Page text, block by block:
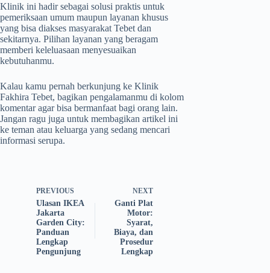
Klinik ini hadir sebagai solusi praktis untuk
pemeriksaan umum maupun layanan khusus
yang bisa diakses masyarakat Tebet dan
sekitarnya. Pilihan layanan yang beragam
memberi keleluasaan menyesuaikan
kebutuhanmu.
Kalau kamu pernah berkunjung ke Klinik
Fakhira Tebet, bagikan pengalamanmu di kolom
komentar agar bisa bermanfaat bagi orang lain.
Jangan ragu juga untuk membagikan artikel ini
ke teman atau keluarga yang sedang mencari
informasi serupa.
PREVIOUS
Ulasan IKEA
Jakarta
Garden City:
Panduan
Lengkap
Pengunjung
NEXT
Ganti Plat
Motor:
Syarat,
Biaya, dan
Prosedur
Lengkap